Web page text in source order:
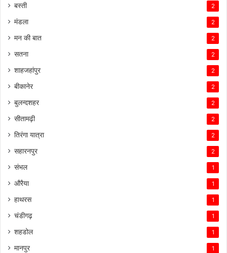
बस्ती 2
मंडला 2
मन की बात 2
सतना 2
शाहजहांपुर 2
बीकानेर 2
बुलन्दशहर 2
सीतामढ़ी 2
तिरंगा यात्रा 2
सहारनपुर 2
संभल 1
औरैया 1
हाथरस 1
चंडीगढ़ 1
शहडोल 1
मानपुर 1